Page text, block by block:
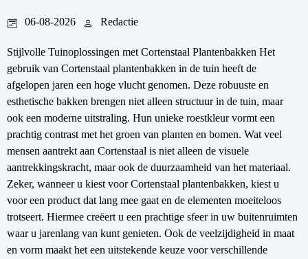
06-08-2026 Redactie
Stijlvolle Tuinoplossingen met Cortenstaal Plantenbakken Het
gebruik van Cortenstaal plantenbakken in de tuin heeft de
afgelopen jaren een hoge vlucht genomen. Deze robuuste en
esthetische bakken brengen niet alleen structuur in de tuin, maar
ook een moderne uitstraling. Hun unieke roestkleur vormt een
prachtig contrast met het groen van planten en bomen. Wat veel
mensen aantrekt aan Cortenstaal is niet alleen de visuele
aantrekkingskracht, maar ook de duurzaamheid van het materiaal.
Zeker, wanneer u kiest voor Cortenstaal plantenbakken, kiest u
voor een product dat lang mee gaat en de elementen moeiteloos
trotseert. Hiermee creëert u een prachtige sfeer in uw buitenruimten
waar u jarenlang van kunt genieten. Ook de veelzijdigheid in maat
en vorm maakt het een uitstekende keuze voor verschillende